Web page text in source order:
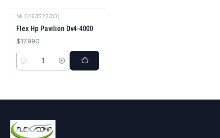
MLC463522313
Flex Hp Pavilion Dv4-4000
$17.990
Cantidad